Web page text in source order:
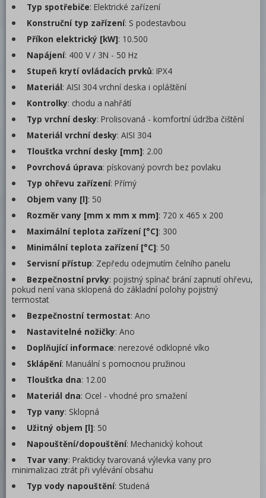
Pizza program
Konvektomaty
Trouby pro rychlou přípravu
Šokery
Chlazení
Mycí program
Změkčovače
Distribuce jídel, gastronádoby
Barové zařízení, kávovary
REDFOX
Typ spotřebiče: Elektrické zařízení
Konstruční typ zařízení: S podestavbou
Příkon elektrický [kW]: 10.500
Napájení: 400 V / 3N - 50 Hz
Stupeň krytí ovládacích prvků: IPX4
Materiál: AISI 304 vrchní deska i opláštění
Kontrolky: chodu a nahřátí
Typ vrchní desky: Prolisovaná - komfortní údržba čištění
Materiál vrchní desky: AISI 304
Tloušťka vrchní desky [mm]: 2.00
Povrchová úprava: pískovaný povrch bez povlaku
Typ ohřevu zařízení: Přímý
Objem vany [l]: 50
Rozměr vany [mm x mm x mm]: 720 x 465 x 200
Maximální teplota zařízení [°C]: 300
Minimální teplota zařízení [°C]: 50
Servisní přístup: Zepředu odejmutím čelního panelu
Bezpečnostní prvky: pojistný spínač brání zapnutí ohřevu,
pokud není vana sklopená do základní polohy pojistný
termostat
Bezpečnostní termostat: Ano
Nastavitelné nožičky: Ano
Doplňující informace: nerezové odklopné víko
Sklápění: Manuální s pomocnou pružinou
Tloušťka dna: 12.00
Materiál dna: Ocel - vhodné pro smažení
Typ vany: Sklopná
Užitný objem [l]: 50
Napouštění/dopouštění: Mechanický kohout
Tvar vany: Prakticky tvarovaná výlevka vany pro
minimalizaci ztrát při vylévání obsahu
Typ vody napouštění: Studená